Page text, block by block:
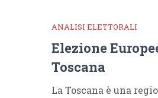
ANALISI ELETTORALI
Elezione
Toscana
La Toscana è una